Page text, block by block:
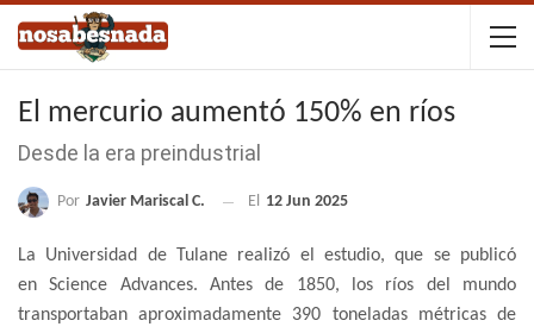
El mercurio aumentó 150% en ríos
Desde la era preindustrial
Por Javier Mariscal C. El 12 Jun 2025
La Universidad de Tulane realizó el estudio, que se publicó
en Science Advances. Antes de 1850, los ríos del mundo
transportaban aproximadamente 390 toneladas métricas de